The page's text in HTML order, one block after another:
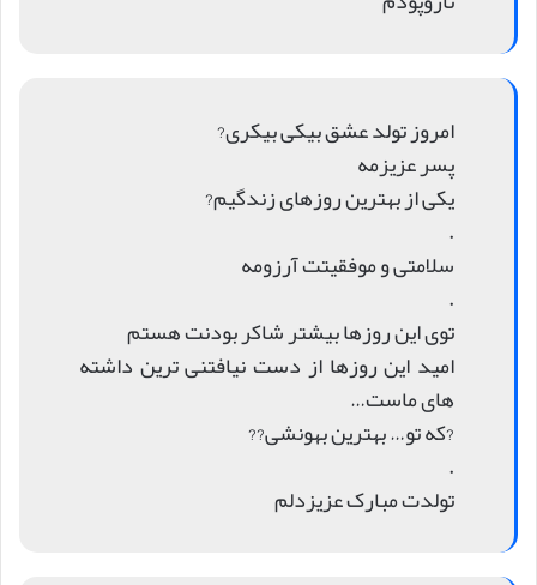
امروز تولد عشق بیکی بیکری?
پسر عزیزمه
یکی از بهترین روزهای زندگیم?
.
سلامتی و موفقیتت آرزومه
.
توی این روزها بیشتر شاکر بودنت هستم
امید این روزها از دست نیافتنی ترین داشته
های ماست…
?که تو… بهترین بهونشی??
.
تولدت مبارک عزیزدلم